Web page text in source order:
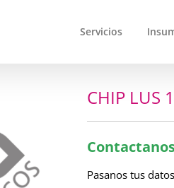
Servicios
CHIP LUS
Pasanos tus